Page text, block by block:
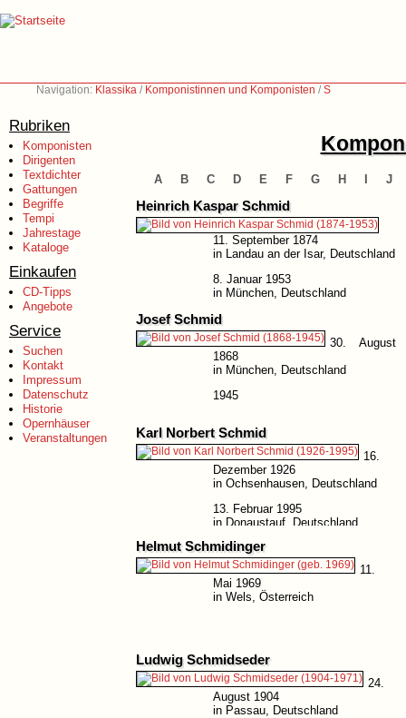
Navigation: Klassika / Komponistinnen und Komponisten /S
Rubriken
Komponisten
Dirigenten
Textdichter
Gattungen
Begriffe
Tempi
Jahrestage
Kataloge
Einkaufen
CD-Tipps
Angebote
Service
Suchen
Kontakt
Impressum
Datenschutz
Historie
Opernhäuser
Veranstaltungen
A B C D E F G H J
Heinrich Kaspar Schmid
11. September 1874
in Landau an der Isar, Deutschland
8. Januar 1953
in München, Deutschland
Josef Schmid
30. August
1868
in München, Deutschland
1945
Karl Norbert Schmid
16.
Dezember 1926
in Ochsenhausen, Deutschland
13. Februar 1995
in Donaustauf, Deutschland
Helmut Schmidinger
11.
Mai 1969
in Wels, Österreich
Ludwig Schmidseder
24.
August 1904
in Passau, Deutschland